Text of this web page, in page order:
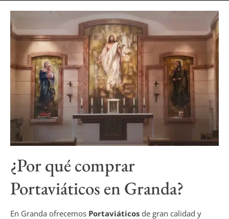
¿Por qué comprar
Portaviáticos en Granda?
En Granda ofrecemos Portaviáticos de gran calidad y